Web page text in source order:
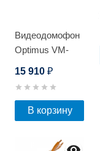
Видеодомофон
Optimus VM-
15 910 ₽
В корзину